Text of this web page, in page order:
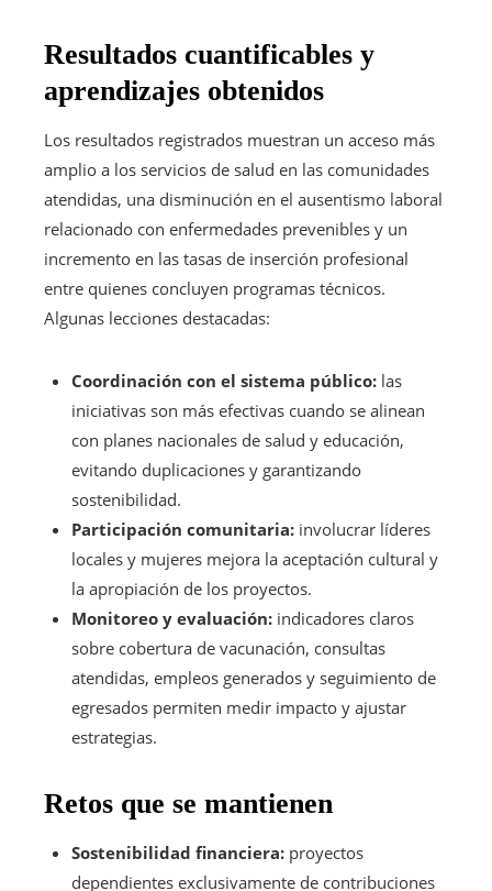
Resultados cuantificables y
aprendizajes obtenidos
Los resultados registrados muestran un acceso más
amplio a los servicios de salud en las comunidades
atendidas, una disminución en el ausentismo laboral
relacionado con enfermedades prevenibles y un
incremento en las tasas de inserción profesional
entre quienes concluyen programas técnicos.
Algunas lecciones destacadas:
Coordinación con el sistema público: las
iniciativas son más efectivas cuando se alinean
con planes nacionales de salud y educación,
evitando duplicaciones y garantizando
sostenibilidad.
Participación comunitaria: involucrar líderes
locales y mujeres mejora la aceptación cultural y
la apropiación de los proyectos.
Monitoreo y evaluación: indicadores claros
sobre cobertura de vacunación, consultas
atendidas, empleos generados y seguimiento de
egresados permiten medir impacto y ajustar
estrategias.
Retos que se mantienen
Sostenibilidad financiera: proyectos
dependientes exclusivamente de contribuciones